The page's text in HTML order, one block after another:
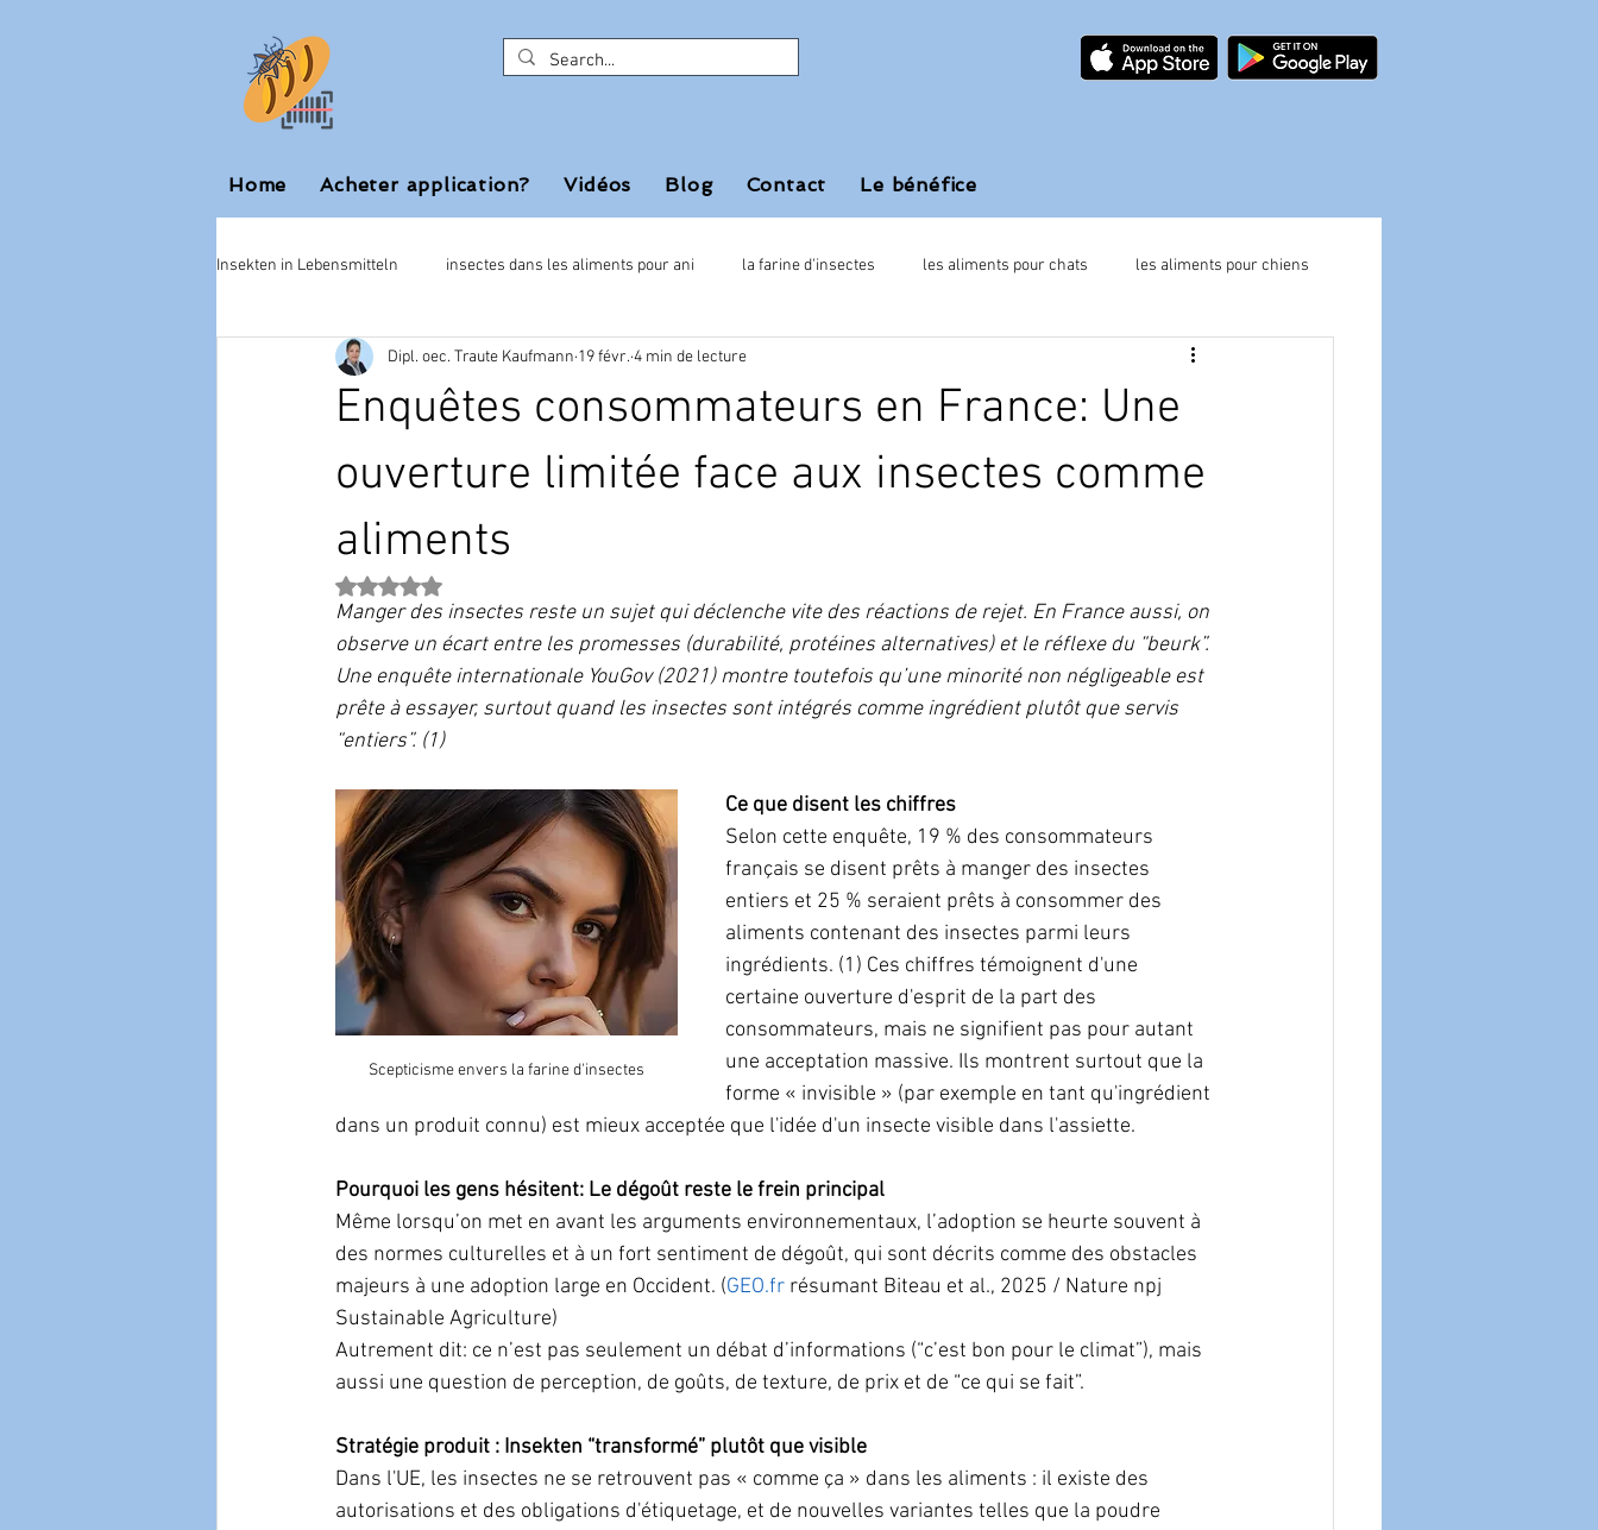
Home Acheter application? Vidéos Blog Contact Le bénéfice
Insekten in Lebensmitteln insectes dans les aliments pour ani la farine d'insectes les aliments pour chats les aliments pour chiens
insectinspect.app
Enquêtes consommateurs en France: Une
ouverture limitée face aux insectes comme
aliments
Dipl. oec. Traute Kaufmann 19 févr. 4 min de lecture
Noté NaN étoiles sur 5.
Manger des insectes reste un sujet qui déclenche vite des réactions de rejet. En France aussi, on
observe un écart entre les promesses (durabilité, protéines alternatives) et le réflexe du “beurk”.
Une enquête internationale YouGov (2021) montre toutefois qu’une minorité non négligeable est
prête à essayer, surtout quand les insectes sont intégrés comme ingrédient plutôt que servis
“entiers”. (1)
Scepticisme envers la farine d'insectes
Ce que disent les chiffres
Selon cette enquête, 19 % des consommateurs
français se disent prêts à manger des insectes
entiers et 25 % seraient prêts à consommer des
aliments contenant des insectes parmi leurs
ingrédients. (1) Ces chiffres témoignent d'une
certaine ouverture d'esprit de la part des
consommateurs, mais ne signifient pas pour autant
une acceptation massive. Ils montrent surtout que la
forme « invisible » (par exemple en tant qu'ingrédient
dans un produit connu) est mieux acceptée que l'idée d'un insecte visible dans l'assiette.
Pourquoi les gens hésitent: Le dégoût reste le frein principal
Même lorsqu’on met en avant les arguments environnementaux, l’adoption se heurte souvent à
des normes culturelles et à un fort sentiment de dégoût, qui sont décrits comme des obstacles
majeurs à une adoption large en Occident. (GEO.fr résumant Biteau et al., 2025 / Nature npj
Sustainable Agriculture)​
Autrement dit: ce n’est pas seulement un débat d’informations (“c’est bon pour le climat”), mais
aussi une question de perception, de goûts, de texture, de prix et de “ce qui se fait”.​
Stratégie produit : Insekten “transformé” plutôt que visible
Dans l'UE, les insectes ne se retrouvent pas « comme ça » dans les aliments : il existe des
autorisations et des obligations d'étiquetage, et de nouvelles variantes telles que la poudre